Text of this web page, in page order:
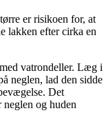
er risikoen for, at
lakken efter cirka en
vatrondeller. Læg i
neglen, lad den sidde
Det
neglen og huden